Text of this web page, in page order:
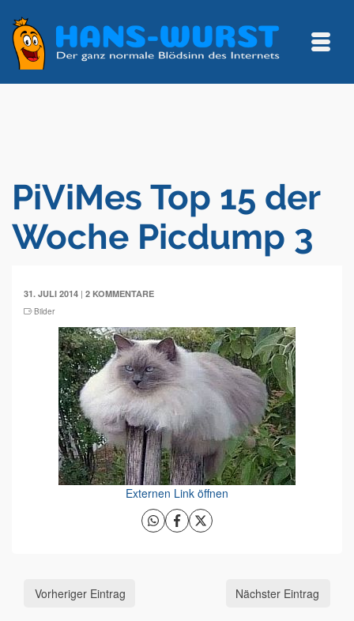
PiViMes Top 15 der
Woche Picdump 3
31. JULI 2014 | 2 KOMMENTARE
Bilder
Externen Link öffnen
Vorheriger Eintrag Nächster Eintrag